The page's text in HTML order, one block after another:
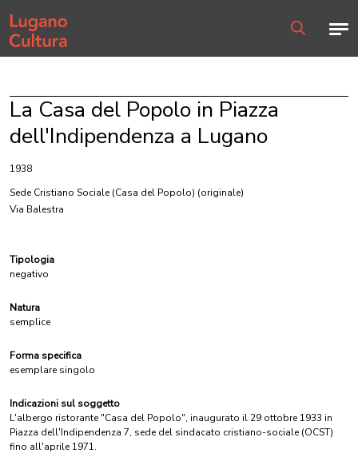
Home page
La Casa del Popolo in Piazza
dell'Indipendenza a Lugano
1938
Sede Cristiano Sociale (Casa del Popolo) (originale)
Via Balestra
Tipologia
negativo
Natura
semplice
Forma specifica
esemplare singolo
Indicazioni sul soggetto
L'albergo ristorante "Casa del Popolo", inaugurato il 29 ottobre 1933 in
Piazza dell'Indipendenza 7, sede del sindacato cristiano-sociale (OCST)
fino all'aprile 1971.